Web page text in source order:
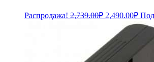
Распродажа! 2,739.00₽
составляла
2,739.00₽.
2,490.00₽
цена: